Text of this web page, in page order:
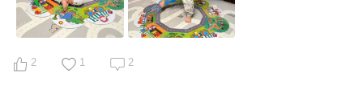
具，不像你家孩子爱看书。我跟她们说，没有一个孩子是
天生就爱看书的，这背后跟家长的陪伴和坚持是分不开
你就会发现阅读习惯就这样慢慢养成了～
2 1 2